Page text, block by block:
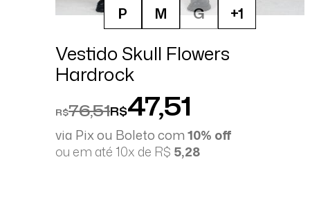
P M G +1
Vestido Skull Flowers
Hardrock
R$76,51R$47,51
via Pix ou Boleto com10% off
ou em até 10x de R$ 5,28